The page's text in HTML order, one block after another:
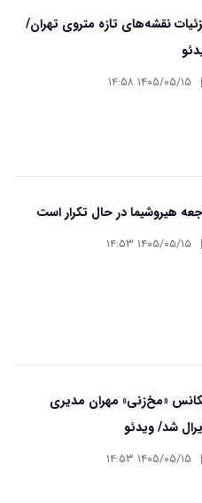
نقشه‌های تازه متروی تهران/
۱۴۰۵/۰۵/۱۵ ۱۴:۵۸
هیروشیما در حال تکرار است
۱۴۰۵/۰۵/۱۵ ۱۴:۵۳
«مخ‌زنی» مهران مدیری
شد/ ویدئو
۱۴۰۵/۰۵/۱۵ ۱۴:۵۳